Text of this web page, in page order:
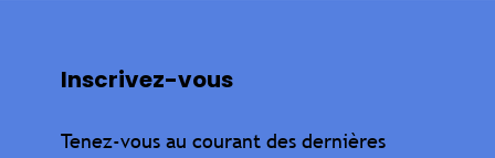
Inscrivez-vous
Tenez-vous au courant des dernières